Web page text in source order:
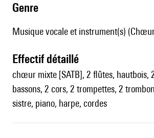
genre
Musique vocale et instrument(s)
effectif détaillé
chœur mixte [SATB], 2 flûtes, hautbois,
bassons, 2 cors, 2 trompettes, 2
sistre, piano, harpe, cordes